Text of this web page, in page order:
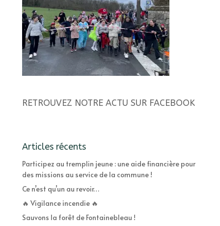
RETROUVEZ NOTRE ACTU SUR FACEBOOK
Articles récents
Participez au tremplin jeune : une aide financière pour
des missions au service de la commune !
Ce n’est qu’un au revoir…
🔥 Vigilance incendie 🔥
Sauvons la forêt de Fontainebleau !